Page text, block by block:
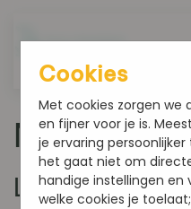
Mijn
Login
Cookies
Met cookies zorgen we
en fijner voor je is.
je ervaring
het gaat niet om
handige instellingen en
welke cookies je